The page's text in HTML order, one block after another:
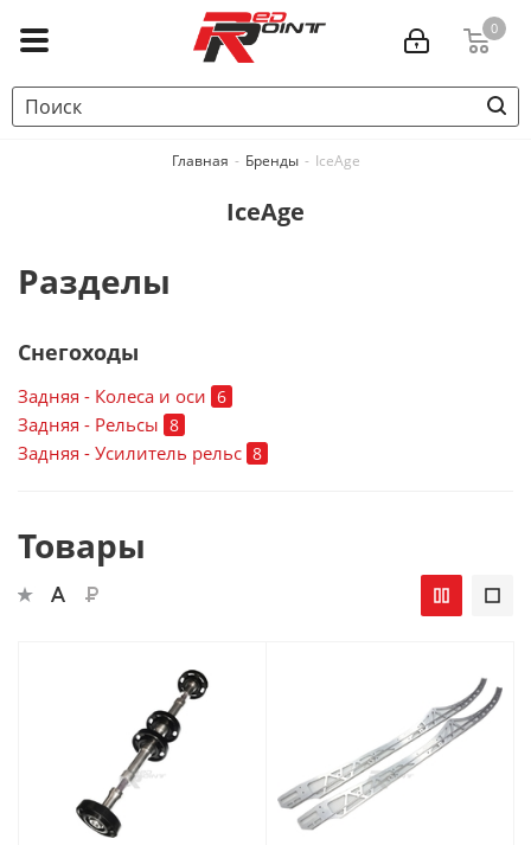
0
Главная - Бренды - IceAge
IceAge
Разделы
Снегоходы
Задняя - Колеса и оси 6
Задняя - Рельсы 8
Задняя - Усилитель рельс 8
Товары